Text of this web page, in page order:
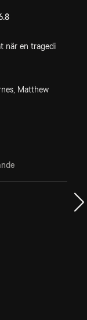
när en tragedi
Matthew